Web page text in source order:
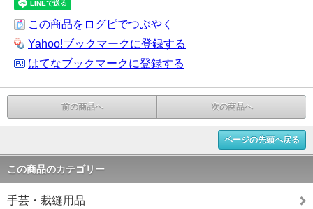
この商品をログピでつぶやく
Yahoo!ブックマークに登録する
はてなブックマークに登録する
前の商品へ 次の商品へ
ページの先頭へ戻る
この商品のカテゴリー
手芸・裁縫用品